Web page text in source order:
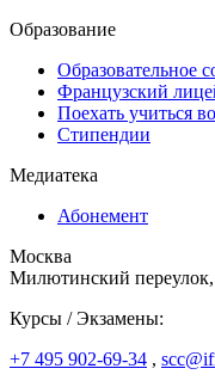
Образование
Образовательное
Французский
Поехать учиться
Стипендии
Медиатека
Абонемент
Москва
Милютинский переулок,
Курсы / Экзамены:
+7 495 902-69-34 ,